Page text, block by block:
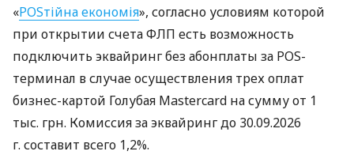
«POSтійна економія», согласно условиям которой
при открытии счета ФЛП есть возможность
подключить эквайринг без абонплаты за POS-
терминал в случае осуществления трех оплат
бизнес-картой Голубая Mastercard на сумму от 1
тыс. грн. Комиссия за эквайринг до 30.09.2026
г. составит всего 1,2%.